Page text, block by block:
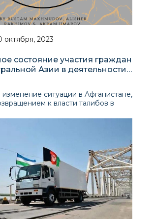
октября, 2023
состояние участия граждан
Азии в деятельности
ситуации в Афганистане,
к власти талибов в
джихадистских
стран Центральной Азии. .
сделанные сразу после